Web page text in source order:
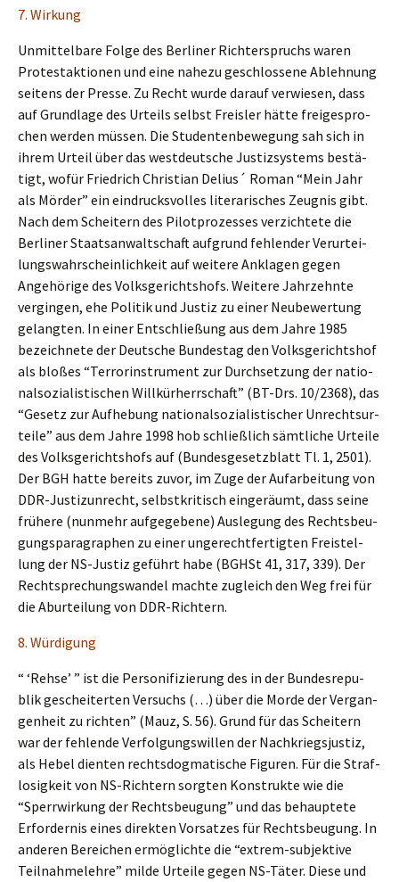
7. Wirkung
Unmit­tel­ba­re Folge des Berli­ner Richter­spruchs waren
Protest­ak­tio­nen und eine nahezu geschlos­se­ne Ableh­nung
seitens der Presse. Zu Recht wurde darauf verwie­sen, dass
auf Grund­la­ge des Urteils selbst Freis­ler hätte freige­spro­
chen werden müssen. Die Studen­ten­be­we­gung sah sich in
ihrem Urteil über das westdeut­sche Justiz­sys­tems bestä­
tigt, wofür Fried­rich Chris­ti­an Delius´ Roman “Mein Jahr
als Mörder” ein eindrucks­vol­les litera­ri­sches Zeugnis gibt.
Nach dem Schei­tern des Pilot­pro­zes­ses verzich­te­te die
Berli­ner Staats­an­walt­schaft aufgrund fehlen­der Verur­tei­
lungs­wahr­schein­lich­keit auf weite­re Ankla­gen gegen
Angehö­ri­ge des Volks­ge­richts­hofs. Weite­re Jahrzehn­te
vergin­gen, ehe Politik und Justiz zu einer Neube­wer­tung
gelang­ten. In einer Entschlie­ßung aus dem Jahre 1985
bezeich­ne­te der Deutsche Bundes­tag den Volks­ge­richts­hof
als bloßes “Terror­in­stru­ment zur Durch­set­zung der natio­
nal­so­zia­lis­ti­schen Willkür­herr­schaft” (BT-Drs. 10/2368), das
“Gesetz zur Aufhe­bung natio­nal­so­zia­lis­ti­scher Unrechts­ur­
tei­le” aus dem Jahre 1998 hob schließ­lich sämtli­che Urtei­le
des Volks­ge­richts­hofs auf (Bundes­ge­setz­blatt Tl. 1, 2501).
Der BGH hatte bereits zuvor, im Zuge der Aufar­bei­tung von
DDR-Justiz­un­recht, selbst­kri­tisch einge­räumt, dass seine
frühe­re (nunmehr aufge­ge­be­ne) Ausle­gung des Rechts­beu­
gungs­pa­ra­gra­phen zu einer ungerecht­fer­tig­ten Freistel­
lung der NS-Justiz geführt habe (BGHSt 41, 317, 339). Der
Recht­spre­chungs­wan­del machte zugleich den Weg frei für
die Aburtei­lung von DDR-Richtern.
8. Würdi­gung
“ ‘Rehse’ ” ist die Perso­ni­fi­zie­rung des in der Bundes­re­pu­
blik geschei­ter­ten Versuchs (…) über die Morde der Vergan­
gen­heit zu richten” (Mauz, S. 56). Grund für das Schei­tern
war der fehlen­de Verfol­gungs­wil­len der Nachkriegs­jus­tiz,
als Hebel dienten rechts­dog­ma­ti­sche Figuren. Für die Straf­
lo­sig­keit von NS-Richtern sorgten Konstruk­te wie die
“Sperr­wir­kung der Rechts­beu­gung” und das behaup­te­te
Erfor­der­nis eines direk­ten Vorsat­zes für Rechts­beu­gung. In
anderen Berei­chen ermög­lich­te die “extrem-subjek­ti­ve
Teilnah­me­leh­re” milde Urtei­le gegen NS-Täter. Diese und